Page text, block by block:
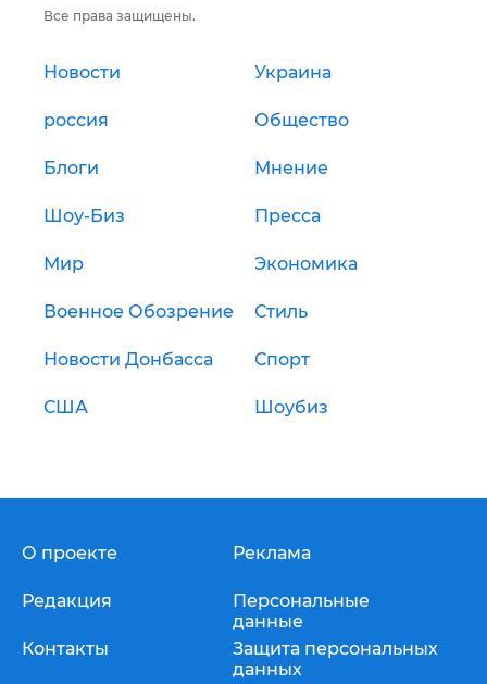
Все права защищены.
Новости Украина
россия Общество
Блоги Мнение
Шоу-Биз Пресса
Мир Экономика
Военное Обозрение Стиль
Новости Донбасса Спорт
США Шоубиз
О проекте
Редакция
Контакты
Реклама
Персональные
данные
Защита персональных
данных